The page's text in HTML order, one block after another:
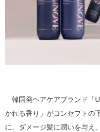
韓国発ヘアケアブランド「
かれる香り」がコンセプトの
に、ダメージ髪に潤いを与え